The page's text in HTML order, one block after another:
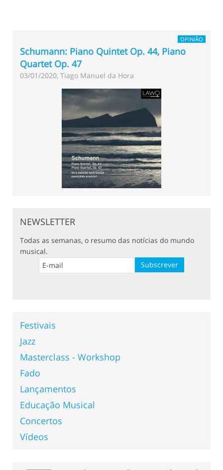
OPINIÃO
Schumann: Piano Quintet Op. 44, Piano
Quartet Op. 47
03/01/2020, Tiago Manuel da Hora
NEWSLETTER
Todas as semanas, o resumo das notícias do mundo
musical.
Festivais
Jazz
Masterclass - Workshop
Fado
Lançamentos
Educação Musical
Concertos
Vídeos